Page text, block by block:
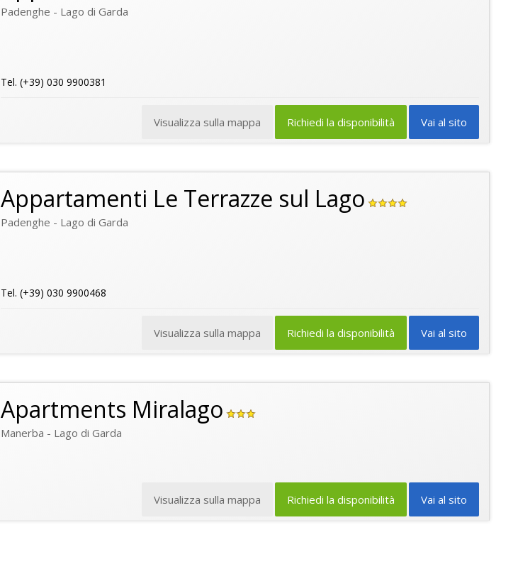
Padenghe - Lago di Garda
Tel. (+39) 030 9900381
Vai al sito
Richiedi la disponibilità
Visualizza sulla mappa
Appartamenti Le Terrazze sul Lago
Padenghe - Lago di Garda
Tel. (+39) 030 9900468
Vai al sito
Richiedi la disponibilità
Visualizza sulla mappa
Apartments Miralago
Manerba - Lago di Garda
Vai al sito
Richiedi la disponibilità
Visualizza sulla mappa